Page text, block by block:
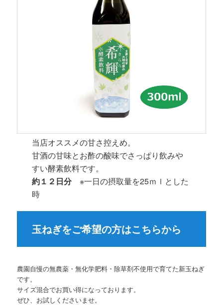
当店オススメの甘さ控えめ。
甘酒の甘味とお酢の酸味でさっぱり飲みや
すい酵素飲料です。
約１２日分※一日の摂取量を25ｍｌとした
時
玉ねぎをご希望の方はこちらから
農園自慢の無農薬・無化学肥料・除草剤不使用で育てた新玉ねぎ
です。
サイズ混合でお買い得になっております。
ぜひ、お試しくださいませ。